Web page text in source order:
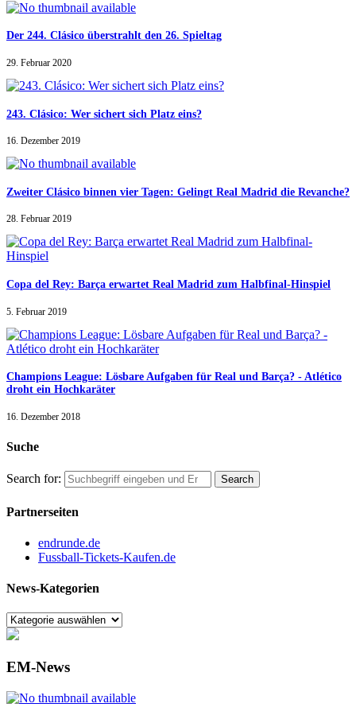
Der 244. Clásico überstrahlt den 26. Spieltag
29. Februar 2020
243. Clásico: Wer sichert sich Platz eins?
16. Dezember 2019
Zweiter Clásico binnen vier Tagen: Gelingt Real Madrid die Revanche?
28. Februar 2019
Copa del Rey: Barça erwartet Real Madrid zum Halbfinal-Hinspiel
5. Februar 2019
Champions League: Lösbare Aufgaben für Real und Barça? - Atlético
droht ein Hochkaräter
16. Dezember 2018
Suche
Search for:
Partnerseiten
endrunde.de
Fussball-Tickets-Kaufen.de
News-Kategorien
EM-News